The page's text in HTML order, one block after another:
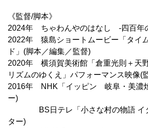
《監督/脚本》
2024年 ちゃわんやのはなし -四百年
2022年 猿島ショートムービー「タイ
ド」(脚本／編集／監督)
2020年 横須賀美術館「倉重光則＋天
リズムのゆくえ」パフォーマンス映像(
2016年 NHK「イッピン 岐阜・美濃
ー)
BS日テレ「小さな村の物語 イタ
ター)